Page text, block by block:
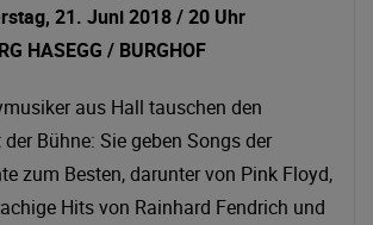
21. Juni 2018 / 20 Uhr
HASEGG / BURGHOF
aus Hall tauschen den
Bühne: Sie geben Songs der
zum Besten, darunter von Pink Floyd,
Hits von Rainhard Fendrich und